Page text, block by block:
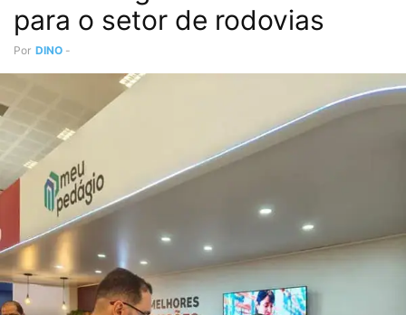
para o setor de rodovias
Por DINO -